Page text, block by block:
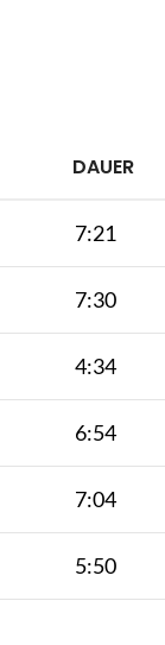
DAUER
7:21
7:30
4:34
6:54
7:04
5:50